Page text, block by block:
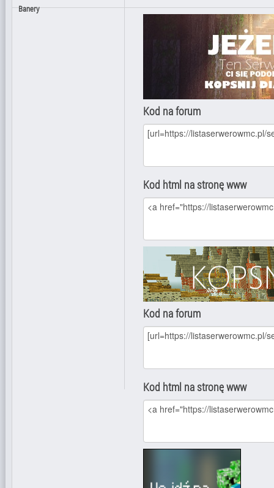
Banery
Kod na forum
Kod html na stronę www
Kod na forum
Kod html na stronę www